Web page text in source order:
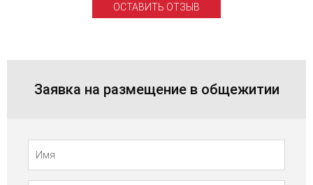
ОСТАВИТЬ ОТЗЫВ
Заявка на размещение в общежитии